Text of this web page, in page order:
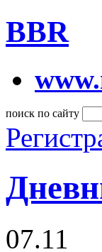
BBR
поиск по сайту
07.11